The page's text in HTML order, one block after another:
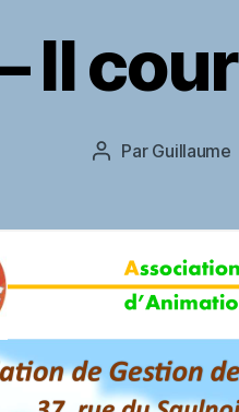
Il
Auteur
Par Guillaume